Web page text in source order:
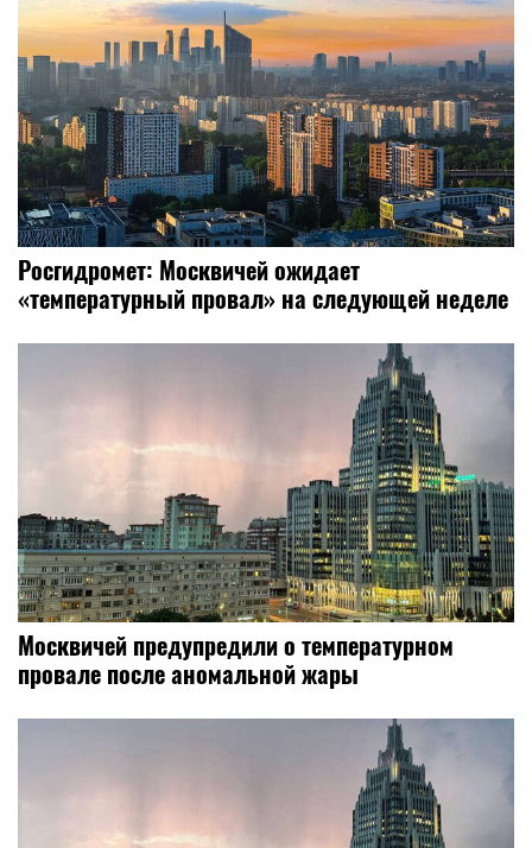
Росгидромет: Москвичей ожидает
«температурный провал» на следующей неделе
Москвичей предупредили о температурном
провале после аномальной жары